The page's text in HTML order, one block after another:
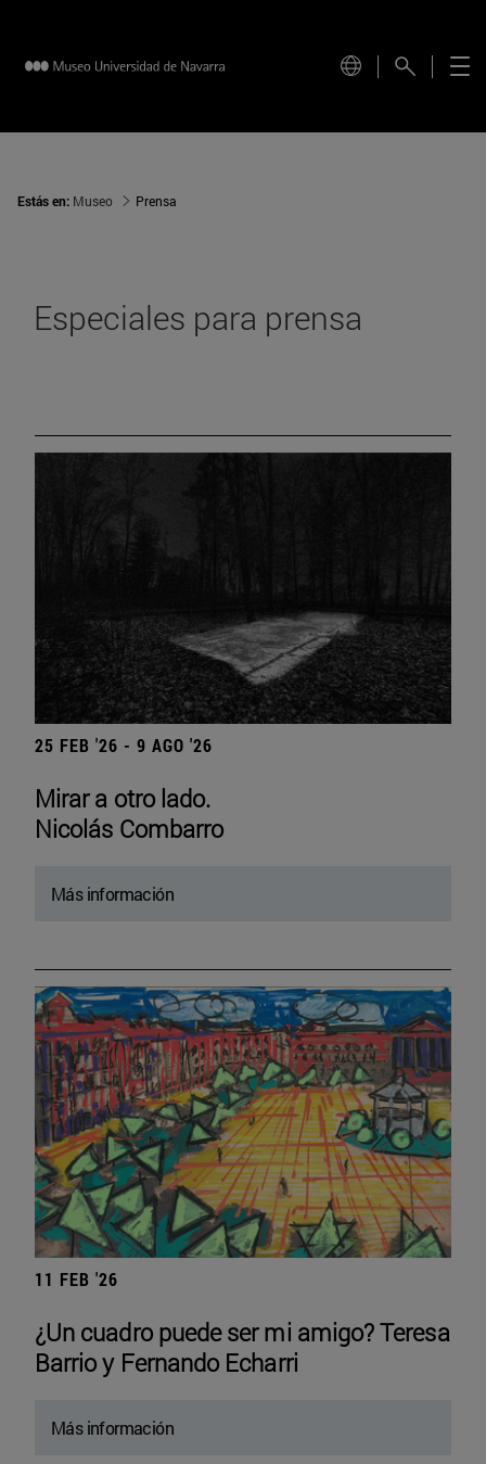
Estás en: Museo Prensa
Especiales para prensa
25 FEB '26 - 9 AGO '26
Mirar a otro lado.
Nicolás Combarro
Más información
11 FEB '26
¿Un cuadro puede ser mi amigo? Teresa
Barrio y Fernando Echarri
Más información